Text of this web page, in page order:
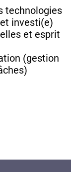
technologies
investi(e)
et esprit
(gestion